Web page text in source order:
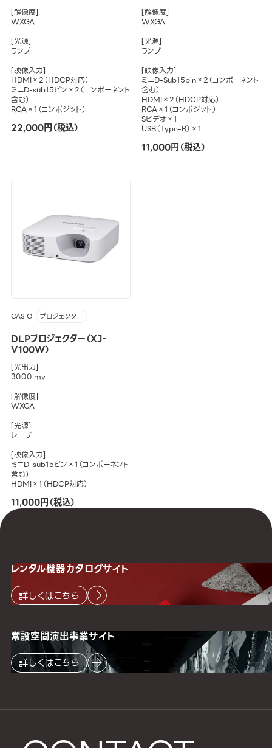
[解像度]
WXGA
[光源]
ランプ
[映像入力]
HDMI×2（HDCP対応）
ミニD-sub15ピン×2（コンポーネント
含む）
RCA×1（コンポジット）
22,000円（税込）
[解像度]
WXGA
[光源]
ランプ
[映像入力]
ミニD-Sub15pin×2（コンポーネント
含む）
HDMI×2（HDCP対応）
RCA×1（コンポジット）
Sビデオ×1
USB（Type-B）×1
11,000円（税込）
CASIO プロジェクター
DLPプロジェクター（XJ-
V100W）
[光出力]
3000lmv
[解像度]
WXGA
[光源]
レーザー
[映像入力]
ミニD-sub15ピン×1（コンポーネント
含む）
HDMI×1（HDCP対応）
11,000円（税込）
レンタル機器カタログサイト
詳しくはこちら
常設空間演出事業サイト
詳しくはこちら